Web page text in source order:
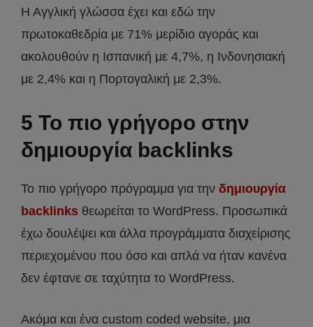
Η Αγγλική γλώσσα έχει και εδώ την
πρωτοκαθεδρία με 71% μερίδιο αγοράς και
ακολουθούν η Ισπανική με 4,7%, η Ινδονησιακή
με 2,4% και η Πορτογαλική με 2,3%.
5 Το πιο γρήγορο στην
δημιουργία backlinks
Το πιο γρήγορο πρόγραμμα για την δημιουργία
backlinks θεωρείται το WordPress. Προσωπικά
έχω δουλέψει και άλλα προγράμματα διαχείρισης
περιεχομένου που όσο και απλά να ήταν κανένα
δεν έφτανε σε ταχύτητα το WordPress.
Ακόμα και ένα custom coded website, μια